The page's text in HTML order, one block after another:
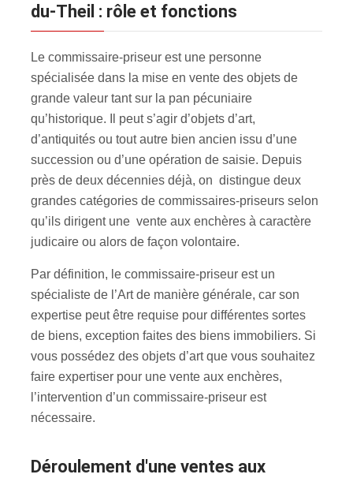
du-Theil : rôle et fonctions
Le commissaire-priseur est une personne
spécialisée dans la mise en vente des objets de
grande valeur tant sur la pan pécuniaire
qu’historique. Il peut s’agir d’objets d’art,
d’antiquités ou tout autre bien ancien issu d’une
succession ou d’une opération de saisie. Depuis
près de deux décennies déjà, on distingue deux
grandes catégories de commissaires-priseurs selon
qu’ils dirigent une vente aux enchères à caractère
judicaire ou alors de façon volontaire.
Par définition, le commissaire-priseur est un
spécialiste de l’Art de manière générale, car son
expertise peut être requise pour différentes sortes
de biens, exception faites des biens immobiliers. Si
vous possédez des objets d’art que vous souhaitez
faire expertiser pour une vente aux enchères,
l’intervention d’un commissaire-priseur est
nécessaire.
Déroulement d'une ventes aux